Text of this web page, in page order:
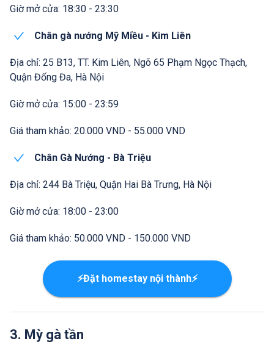
Giờ mở cửa: 18:30 - 23:30
Chân gà nướng Mỹ Miều - Kim Liên
Địa chỉ: 25 B13, TT. Kim Liên, Ngõ 65 Phạm Ngọc Thạch,
Quận Đống Đa, Hà Nội
Giờ mở cửa: 15:00 - 23:59
Giá tham khảo: 20.000 VND - 55.000 VND
Chân Gà Nướng - Bà Triệu
Địa chỉ: 244 Bà Triệu, Quận Hai Bà Trưng, Hà Nội
Giờ mở cửa: 18:00 - 23:00
Giá tham khảo: 50.000 VND - 150.000 VND
⚡Đặt homestay nội thành⚡
3. Mỳ gà tần